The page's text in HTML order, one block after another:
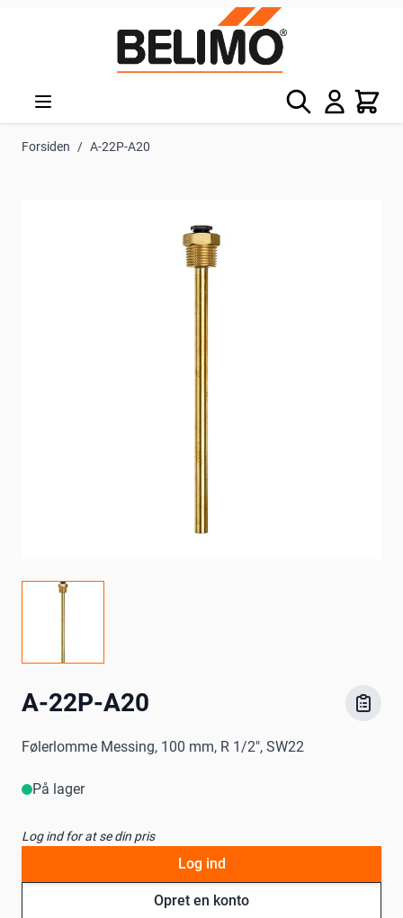
Søg Kurv
Forsiden / A-22P-A20
A-22P-A20
Følerlomme Messing, 100 mm, R 1/2", SW22
På lager
Log ind for at se din pris
Opret en konto
Log ind